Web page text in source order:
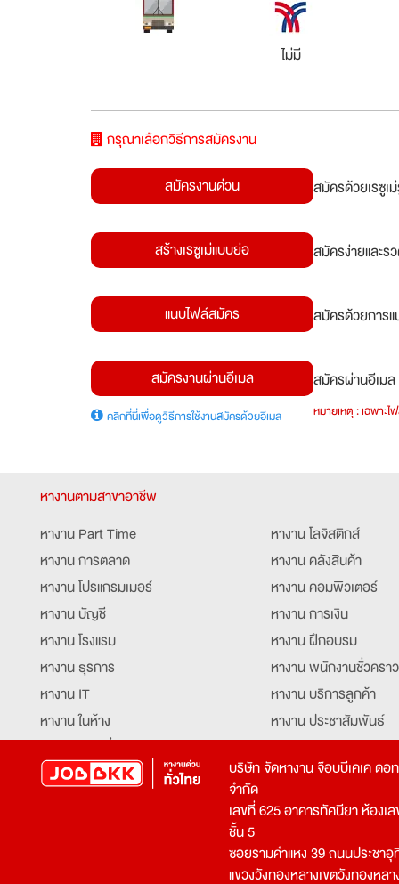
ไม่มี
กรุณาเลือกวิธีการสมัครงาน
สมัครงานด่วน
สมัครด้วยเรซูเ
สร้างเรซูเม่แบบย่อ สมัครง่ายและร
แนบไฟล์สมัคร สมัครด้วยการแ
สมัครงานผ่านอีเมล
คลิกที่นี่เพื่อดูวิธีการใช้งานสมัครด้วยอีเมล
สมัครผ่านอีเมล
หมายเหตุ : เฉพาะ
หางานตามสาขาอาชีพ
หางาน Part Time
หางาน การตลาด
หางาน โปรแกรมเมอร์
หางาน บัญชี
หางาน โรงแรม
หางาน ธุรการ
หางาน IT
หางาน ในห้าง
หางาน จัดซื้อ
หางาน โลจิสติกส์
หางาน คลังสินค้า
หางาน คอมพิวเตอร์
หางาน การเงิน
หางาน ฝึกอบรม
หางาน พนักงานชั่วคราว
หางาน บริการลูกค้า
หางาน ประชาสัมพันธ์
หางาน ประสานงาน
หางาน จองตั๋ว
หางาน กุ๊ก
บริษัท จัดหางาน จ๊อบบีเคเค ดอ
จำกัด
เลขที่ 625 อาคารทัศนียา ห้องเ
ชั้น 5
ซอยรามคำแหง 39 ถนนประชาอุ
แขวงวังทองหลางเขตวังทองหลา